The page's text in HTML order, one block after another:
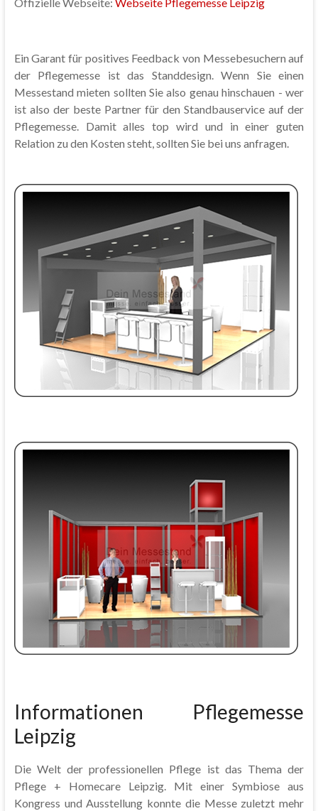
Ein Garant für positives Feedback von Messebesuchern auf
der Pflegemesse ist das Standdesign. Wenn Sie einen
Messestand mieten sollten Sie also genau hinschauen - wer
ist also der beste Partner für den Standbauservice auf der
Pflegemesse. Damit alles top wird und in einer guten
Relation zu den Kosten steht, sollten Sie bei uns anfragen.
Informationen Pflegemesse
Leipzig
Die Welt der professionellen Pflege ist das Thema der
Pflege + Homecare Leipzig. Mit einer Symbiose aus
Kongress und Ausstellung konnte die Messe zuletzt mehr